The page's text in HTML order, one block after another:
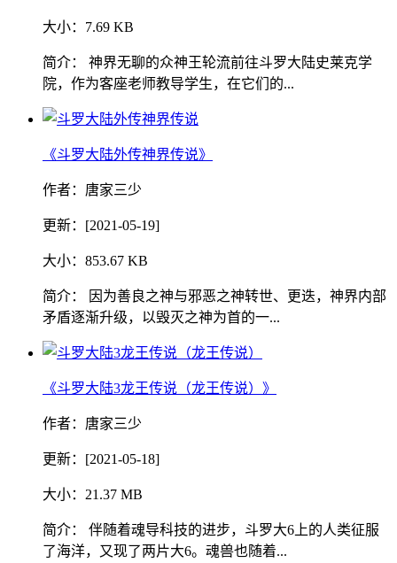
大小：7.69 KB
简介： 神界无聊的众神王轮流前往斗罗大陆史莱克学
院，作为客座老师教导学生，在它们的...
《斗罗大陆外传神界传说》
作者：唐家三少
更新：[2021-05-19]
大小：853.67 KB
简介： 因为善良之神与邪恶之神转世、更迭，神界内部
矛盾逐渐升级，以毁灭之神为首的一...
《斗罗大陆3龙王传说（龙王传说）》
作者：唐家三少
更新：[2021-05-18]
大小：21.37 MB
简介： 伴随着魂导科技的进步，斗罗大6上的人类征服
了海洋，又现了两片大6。魂兽也随着...